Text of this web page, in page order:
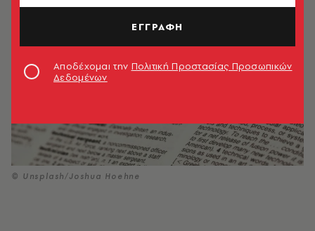
© Unsplash/Joshua Hoehne
ΕΓΓΡΑΦΗ
Αποδέχομαι την Πολιτική Προστασίας Προσωπικών
Δεδομένων